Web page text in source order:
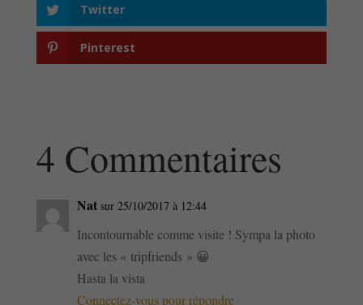
Twitter
Pinterest
4 Commentaires
Nat sur 25/10/2017 à 12:44
Incontournable comme visite ! Sympa la photo
avec les « tripfriends » 😀
Hasta la vista
Connectez-vous pour répondre